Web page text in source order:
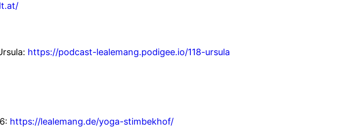
https://podcast-lealemang.podigee.io/118-ursula
https://lealemang.de/yoga-stimbekhof/